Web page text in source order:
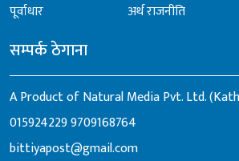
पूर्वाधार
अर्थ राजनीति
सम्पर्क ठेगाना
A Product of Natural Media Pvt. Ltd.
0159242299709168764
bittiyapost@gmail.com